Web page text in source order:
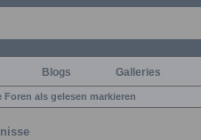
Blogs Galleries
Foren als gelesen markieren